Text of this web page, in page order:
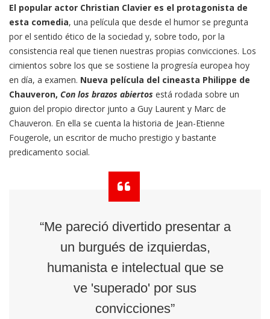
El popular actor Christian Clavier es el protagonista de
esta comedia, una película que desde el humor se pregunta
por el sentido ético de la sociedad y, sobre todo, por la
consistencia real que tienen nuestras propias convicciones. Los
cimientos sobre los que se sostiene la progresía europea hoy
en día, a examen. Nueva película del cineasta Philippe de
Chauveron, Con los brazos abiertos está rodada sobre un
guion del propio director junto a Guy Laurent y Marc de
Chauveron. En ella se cuenta la historia de Jean-Etienne
Fougerole, un escritor de mucho prestigio y bastante
predicamento social.
“Me pareció divertido presentar a
un burgués de izquierdas,
humanista e intelectual que se
ve 'superado' por sus
convicciones”